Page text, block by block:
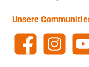
Unsere
Facebook Instagram